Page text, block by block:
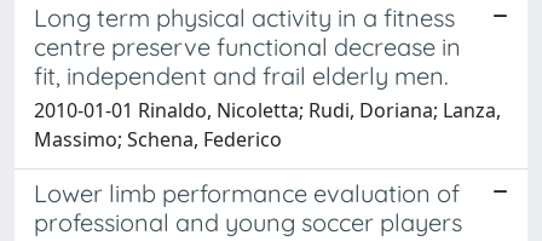
Long term physical activity in a fitness
centre preserve functional decrease in
fit, independent and frail elderly men.
2010-01-01 Rinaldo, Nicoletta; Rudi, Doriana; Lanza,
Massimo; Schena, Federico
Lower limb performance evaluation of
professional and young soccer players